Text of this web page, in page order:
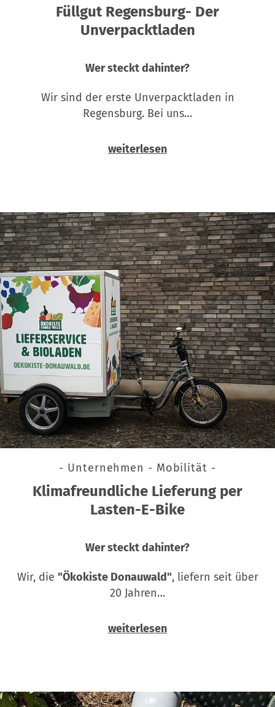
Füllgut Regensburg- Der
Unverpacktladen
Wer steckt dahinter?
Wir sind der erste Unverpacktladen in
Regensburg. Bei uns…
weiterlesen
- Unternehmen - Mobilität -
Klimafreundliche Lieferung per
Lasten-E-Bike
Wer steckt dahinter?
Wir, die "Ökokiste Donauwald", liefern seit über
20 Jahren…
weiterlesen